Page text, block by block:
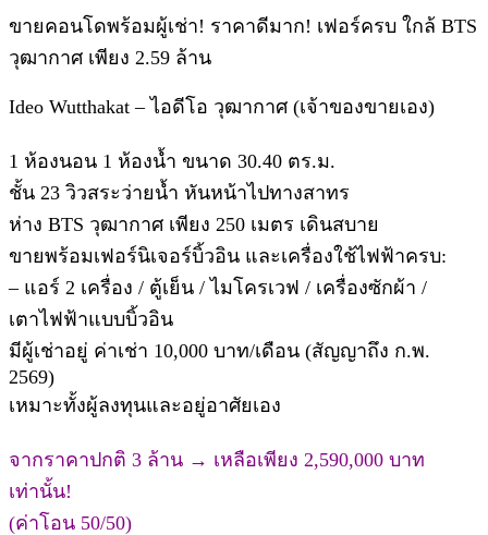
ขายคอนโดพร้อมผู้เช่า! ราคาดีมาก! เฟอร์ครบ ใกล้ BTS
วุฒากาศ เพียง 2.59 ล้าน
Ideo Wutthakat – ไอดีโอ วุฒากาศ (เจ้าของขายเอง)
1 ห้องนอน 1 ห้องน้ำ ขนาด 30.40 ตร.ม.
ชั้น 23 วิวสระว่ายน้ำ หันหน้าไปทางสาทร
ห่าง BTS วุฒากาศ เพียง 250 เมตร เดินสบาย
ขายพร้อมเฟอร์นิเจอร์บิ้วอิน และเครื่องใช้ไฟฟ้าครบ:
– แอร์ 2 เครื่อง / ตู้เย็น / ไมโครเวฟ / เครื่องซักผ้า /
เตาไฟฟ้าแบบบิ้วอิน
มีผู้เช่าอยู่ ค่าเช่า 10,000 บาท/เดือน (สัญญาถึง ก.พ.
2569)
เหมาะทั้งผู้ลงทุนและอยู่อาศัยเอง
จากราคาปกติ 3 ล้าน → เหลือเพียง 2,590,000 บาท
เท่านั้น!
(ค่าโอน 50/50)